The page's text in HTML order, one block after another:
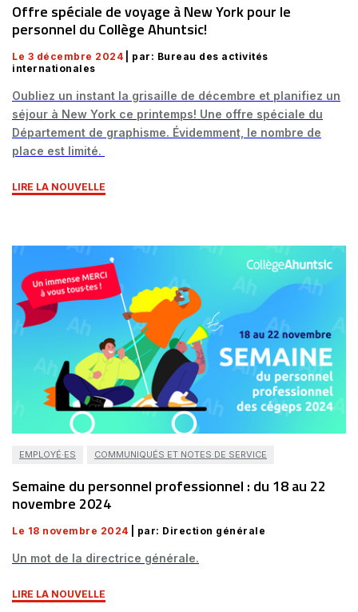
Offre spéciale de voyage à New York pour le
personnel du Collège Ahuntsic!
Le 3 décembre 2024
| par: Bureau des activités
internationales
Oubliez un instant la grisaille de décembre et planifiez un
séjour à New York ce printemps! Une offre spéciale du
Département de graphisme. Évidemment, le nombre de
place est limité.
LIRE LA NOUVELLE
EMPLOYÉ·ES COMMUNIQUÉS ET NOTES DE SERVICE
Semaine du personnel professionnel : du 18 au 22
novembre 2024
Le 18 novembre 2024 | par: Direction générale
Un mot de la directrice générale.
LIRE LA NOUVELLE